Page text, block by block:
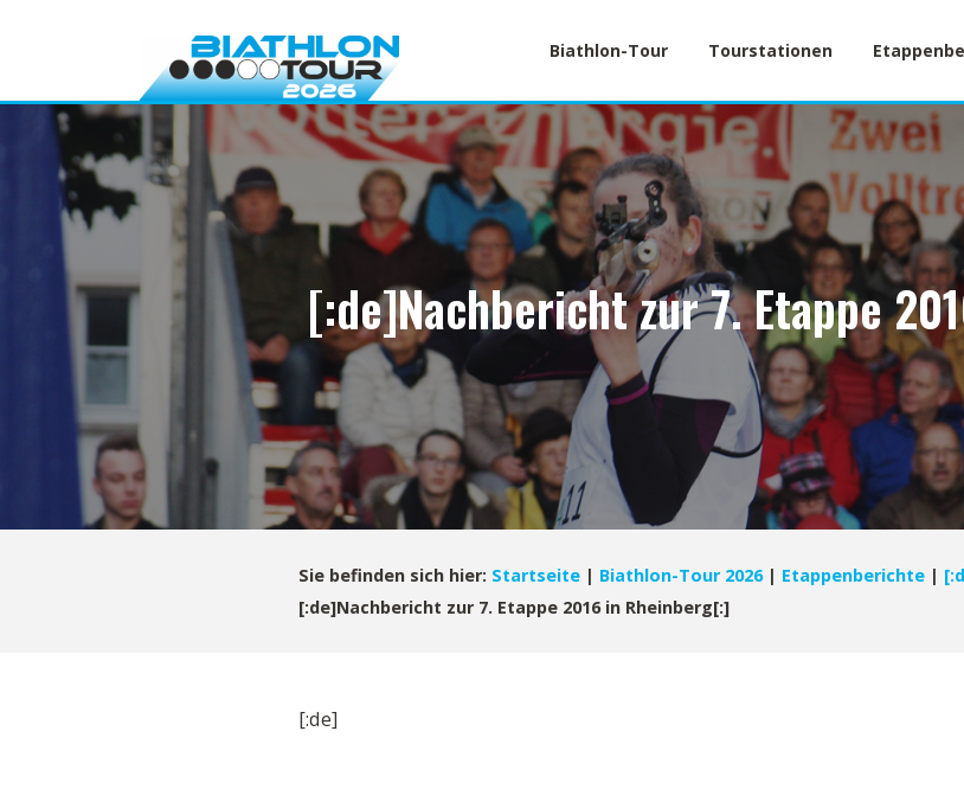
Biathlon-Tour Tourstationen
[:de]Nachbericht zur 7. Etappe
Sie befinden sich hier: Startseite | Biathlon-Tour 2026| Etappenberichte |
[:de]Nachbericht zur 7. Etappe 2016 in Rheinberg[:]
[:de]